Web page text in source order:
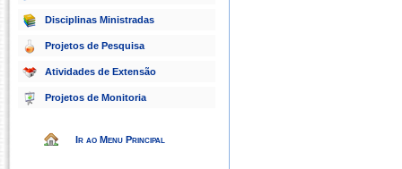
Disciplinas Ministradas
Projetos de Pesquisa
Atividades de Extensão
Projetos de Monitoria
Ir ao Menu Principal